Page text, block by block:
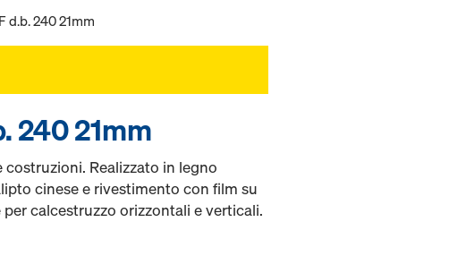
d.b. 240 21mm
240 21mm
Realizzato in legno
cinese e rivestimento con film su
calcestruzzo orizzontali e verticali.